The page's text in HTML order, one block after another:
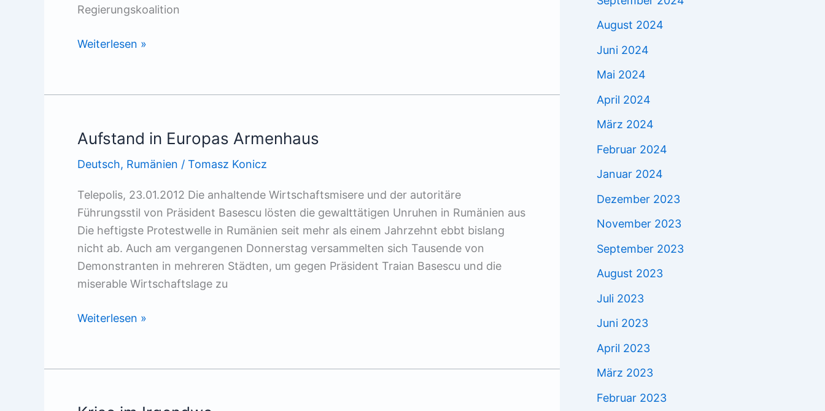
Regierungskoalition
Machtkampf
Weiterlesen »
Aufstand in Europas Armenhaus
Deutsch, Rumänien / Tomasz Konicz
Telepolis, 23.01.2012 Die anhaltende Wirtschaftsmisere und der autoritäre
Führungsstil von Präsident Basescu lösten die gewalttätigen Unruhen in Rumänien aus
Die heftigste Protestwelle in Rumänien seit mehr als einem Jahrzehnt ebbt bislang
nicht ab. Auch am vergangenen Donnerstag versammelten sich Tausende von
Demonstranten in mehreren Städten, um gegen Präsident Traian Basescu und die
miserable Wirtschaftslage zu
Aufstand
Armenhaus
Weiterlesen »
August 2024
Juni 2024
Mai 2024
April 2024
März 2024
Februar 2024
Januar 2024
Dezember 2023
November 2023
September 2023
August 2023
Juli 2023
Juni 2023
April 2023
März 2023
Februar 2023